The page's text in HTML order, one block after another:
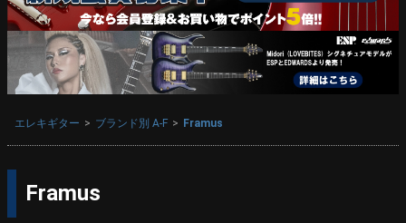
エレキギター ブランド別 A-F Framus
Framus